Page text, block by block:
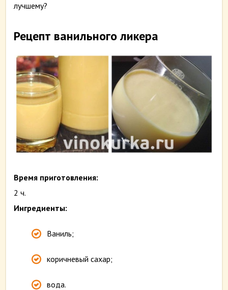
лучшему?
Рецепт ванильного ликера
Время приготовления:
2 ч.
Ингредиенты:
Ваниль;
коричневый сахар;
вода.